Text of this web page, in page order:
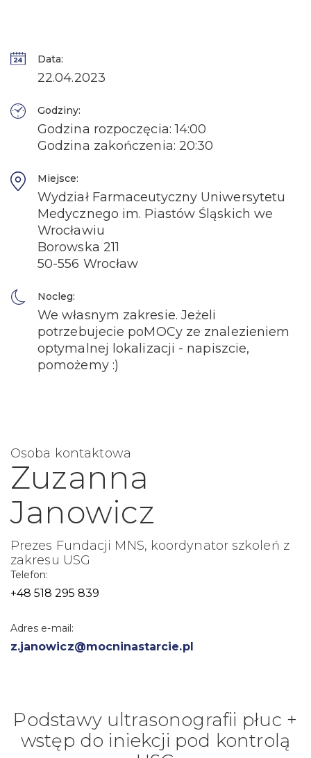
Data:
22.04.2023
Godziny:
Godzina rozpoczęcia: 14:00
Godzina zakończenia: 20:30
Miejsce:
Wydział Farmaceutyczny Uniwersytetu
Medycznego im. Piastów Śląskich we
Wrocławiu
Borowska 211
50-556 Wrocław
Nocleg:
We własnym zakresie. Jeżeli
potrzebujecie poMOCy ze znalezieniem
optymalnej lokalizacji - napiszcie,
pomożemy :)
Osoba kontaktowa
Zuzanna
Janowicz
Prezes Fundacji MNS, koordynator szkoleń z
zakresu USG
Telefon:
+48 518 295 839
Adres e-mail:
z.janowicz@mocninastarcie.pl
Podstawy ultrasonografii płuc +
wstęp do iniekcji pod kontrolą